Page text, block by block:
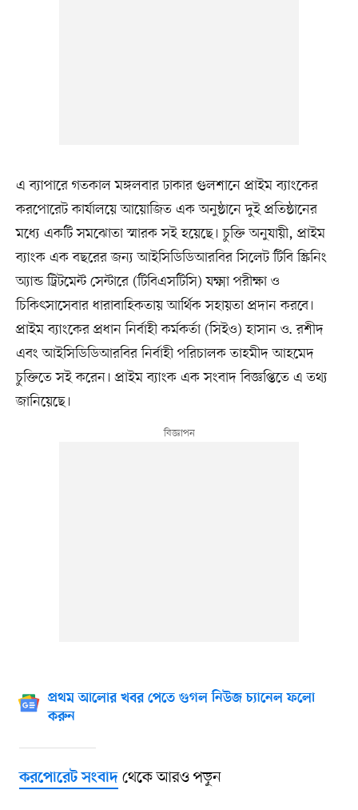
এ ব্যাপারে গতকাল মঙ্গলবার ঢাকার গুলশানে প্রাইম ব্যাংকের
করপোরেট কার্যালয়ে আয়োজিত এক অনুষ্ঠানে দুই প্রতিষ্ঠানের
মধ্যে একটি সমঝোতা স্মারক সই হয়েছে। চুক্তি অনুযায়ী, প্রাইম
ব্যাংক এক বছরের জন্য আইসিডিডিআরবির সিলেট টিবি স্ক্রিনিং
অ্যান্ড ট্রিটমেন্ট সেন্টারে (টিবিএসটিসি) যক্ষ্মা পরীক্ষা ও
চিকিৎসাসেবার ধারাবাহিকতায় আর্থিক সহায়তা প্রদান করবে।
প্রাইম ব্যাংকের প্রধান নির্বাহী কর্মকর্তা (সিইও) হাসান ও. রশীদ
এবং আইসিডিডিআরবির নির্বাহী পরিচালক তাহমীদ আহমেদ
চুক্তিতে সই করেন। প্রাইম ব্যাংক এক সংবাদ বিজ্ঞপ্তিতে এ তথ্য
জানিয়েছে।
প্রথম আলোর খবর পেতে গুগল নিউজ চ্যানেল ফলো
করুন
করপোরেট সংবাদথেকে আরও পড়ুন